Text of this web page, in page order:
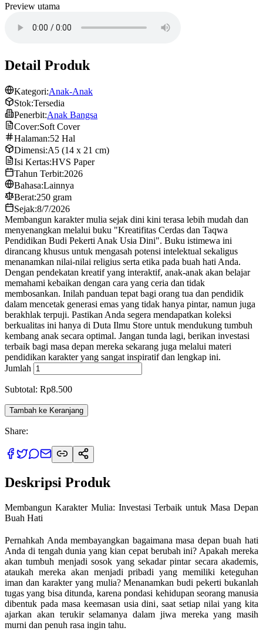
Preview utama
Detail Produk
Kategori:Anak-Anak
Stok:Tersedia
Penerbit:Anak Bangsa
Cover:Soft Cover
Halaman:52 Hal
Dimensi:A5 (14 x 21 cm)
Isi Kertas:HVS Paper
Tahun Terbit:2026
Bahasa:Lainnya
Berat:250 gram
Sejak:8/7/2026
Membangun karakter mulia sejak dini kini terasa lebih mudah dan
menyenangkan melalui buku "Kreatifitas Cerdas dan Taqwa
Pendidikan Budi Pekerti Anak Usia Dini". Buku istimewa ini
dirancang khusus untuk mengasah potensi intelektual sekaligus
menanamkan nilai-nilai religius serta etika pada buah hati Anda.
Dengan pendekatan kreatif yang interaktif, anak-anak akan belajar
memahami kebaikan dengan cara yang ceria dan tidak
membosankan. Inilah panduan tepat bagi orang tua dan pendidik
dalam mencetak generasi emas yang tidak hanya pintar, namun juga
berakhlak terpuji. Pastikan Anda segera mendapatkan koleksi
berkualitas ini hanya di Duta Ilmu Store untuk mendukung tumbuh
kembang anak secara optimal. Jangan tunda lagi, berikan investasi
terbaik bagi masa depan mereka sekarang juga melalui materi
pendidikan karakter yang sangat inspiratif dan lengkap ini.
Jumlah
Subtotal: Rp8.500
Tambah ke Keranjang
Share:
Deskripsi Produk
Membangun Karakter Mulia: Investasi Terbaik untuk Masa Depan
Buah Hati
Pernahkah Anda membayangkan bagaimana masa depan buah hati
Anda di tengah dunia yang kian cepat berubah ini? Apakah mereka
akan tumbuh menjadi sosok yang sekadar pintar secara akademis,
ataukah mereka akan menjadi pribadi yang memiliki keteguhan
iman dan karakter yang mulia? Menanamkan budi pekerti bukanlah
tugas yang bisa ditunda, karena pondasi kehidupan seorang manusia
dibentuk pada masa keemasan usia dini, saat setiap nilai yang kita
ajarkan akan terukir selamanya dalam jiwa mereka yang masih
murni dan penuh rasa ingin tahu.